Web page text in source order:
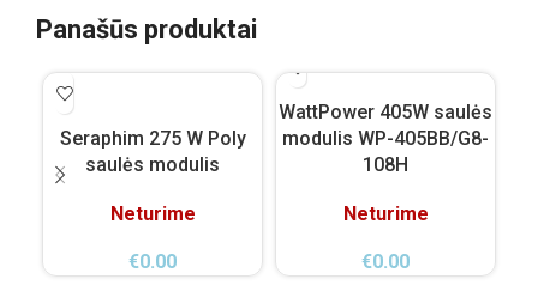
Panašūs produktai
Seraphim 275 W Poly
saulės modulis
Neturime
€0.00
WattPower 405W saulės
modulis WP-405BB/G8-
108H
Neturime
€0.00